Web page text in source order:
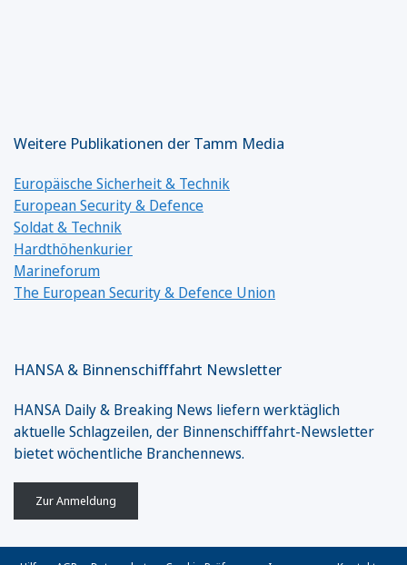
Weitere Publikationen der Tamm Media
Europäische Sicherheit & Technik
European Security & Defence
Soldat & Technik
Hardthöhenkurier
Marineforum
The European Security & Defence Union
HANSA & Binnenschifffahrt Newsletter
HANSA Daily & Breaking News liefern werktäglich
aktuelle Schlagzeilen, der Binnenschifffahrt-Newsletter
bietet wöchentliche Branchennews.
Zur Anmeldung